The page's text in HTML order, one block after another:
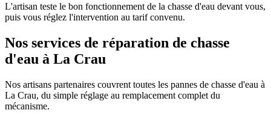
L'artisan teste le bon fonctionnement de la chasse d'eau devant vous,
puis vous réglez l'intervention au tarif convenu.
Nos services de réparation de chasse
d'eau à La Crau
Nos artisans partenaires couvrent toutes les pannes de chasse d'eau à
La Crau, du simple réglage au remplacement complet du
mécanisme.